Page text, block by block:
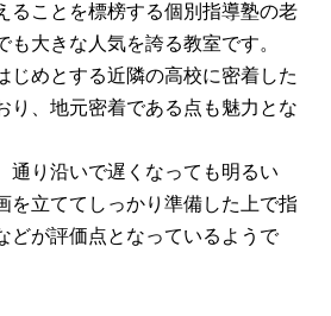
ることを標榜する個別指導塾の老
も大きな人気を誇る教室です。
じめとする近隣の高校に密着した
り、地元密着である点も魅力とな
通り沿いで遅くなっても明るい
を立ててしっかり準備した上で指
どが評価点となっているようで